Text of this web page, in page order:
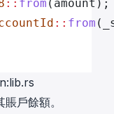
:: from (amount);
:: from
戶餘額。